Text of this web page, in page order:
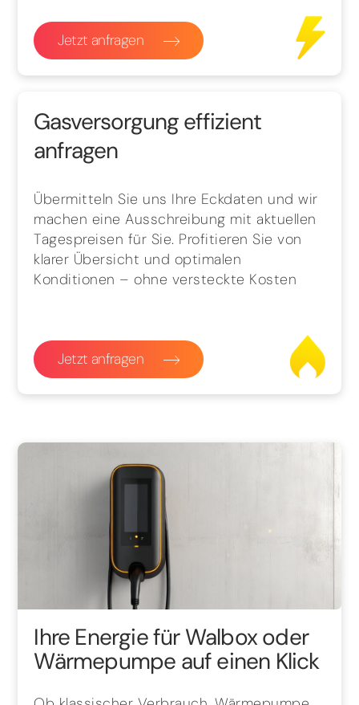
Jetzt anfragen
Gasversorgung effizient
anfragen
Übermitteln Sie uns Ihre Eckdaten und wir
machen eine Ausschreibung mit aktuellen
Tagespreisen für Sie. Profitieren Sie von
klarer Übersicht und optimalen
Konditionen – ohne versteckte Kosten
Jetzt anfragen
Ihre Energie für Walbox oder
Wärmepumpe auf einen Klick